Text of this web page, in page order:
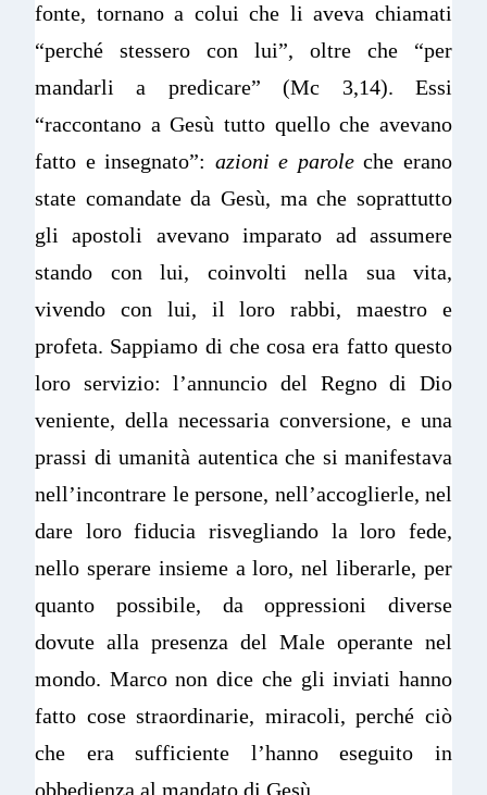
fonte, tornano a colui che li aveva chiamati
“perché stessero con lui”, oltre che “per
mandarli a predicare” (Mc 3,14). Essi
“raccontano a Gesù tutto quello che avevano
fatto e insegnato”: azioni e paroleche erano
state comandate da Gesù, ma che soprattutto
gli apostoli avevano imparato ad assumere
stando con lui, coinvolti nella sua vita,
vivendo con lui, il loro rabbi, maestro e
profeta. Sappiamo di che cosa era fatto questo
loro servizio: l’annuncio del Regno di Dio
veniente, della necessaria conversione, e una
prassi di umanità autentica che si manifestava
nell’incontrare le persone, nell’accoglierle, nel
dare loro fiducia risvegliando la loro fede,
nello sperare insieme a loro, nel liberarle, per
quanto possibile, da oppressioni diverse
dovute alla presenza del Male operante nel
mondo. Marco non dice che gli inviati hanno
fatto cose straordinarie, miracoli, perché ciò
che era sufficiente l’hanno eseguito in
obbedienza al mandato di Gesù.